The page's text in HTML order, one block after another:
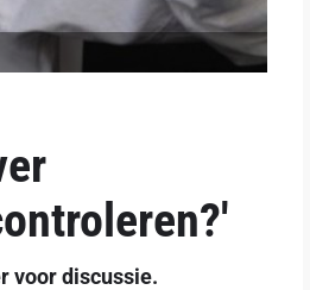
voor discussie.